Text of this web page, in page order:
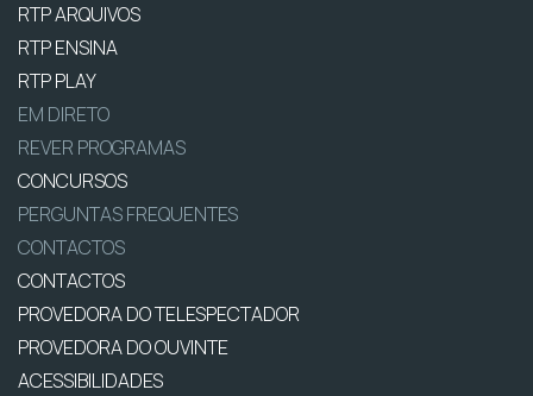
RTP ARQUIVOS
RTP ENSINA
RTP PLAY
EM DIRETO
REVER PROGRAMAS
CONCURSOS
PERGUNTAS FREQUENTES
CONTACTOS
CONTACTOS
PROVEDORA DO TELESPECTADOR
PROVEDORA DO OUVINTE
ACESSIBILIDADES